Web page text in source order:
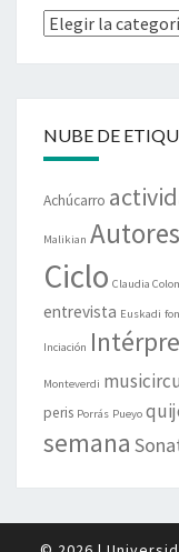
Categorías
NUBE DE
Achúcarro
Malikian Autores
Ciclo Claudia
entrevista Euskadi
Inciación
Monteverdi
peris Porrás Pueyo
semana